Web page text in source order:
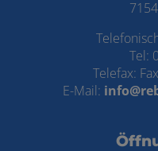
Tel:
Telefax:
E-Mail: